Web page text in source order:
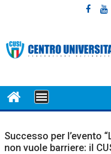
MENU
Successo per l’evento
non vuole barriere: il